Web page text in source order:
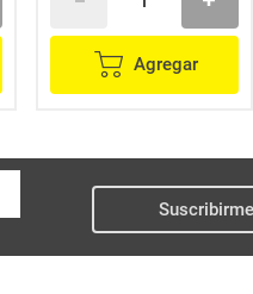
Agregar
Suscribirme